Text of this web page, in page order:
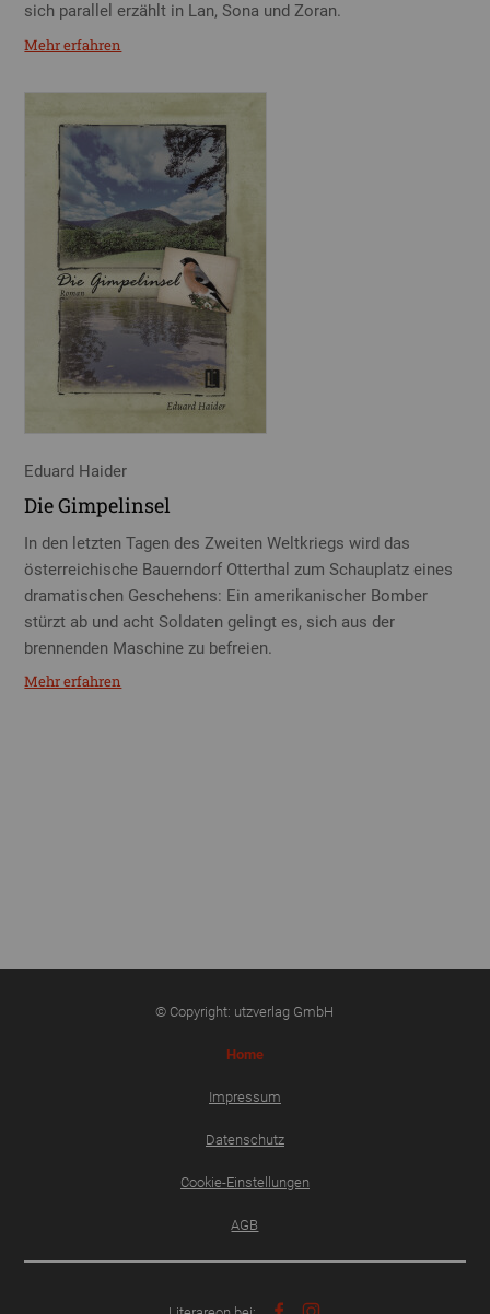
sich parallel erzählt in Lan, Sona und Zoran.
Mehr erfahren
Eduard Haider
Die Gimpelinsel
In den letzten Tagen des Zweiten Weltkriegs wird das
österreichische Bauerndorf Otterthal zum Schauplatz eines
dramatischen Geschehens: Ein amerikanischer Bomber
stürzt ab und acht Soldaten gelingt es, sich aus der
brennenden Maschine zu befreien.
Mehr erfahren
© Copyright: utzverlag GmbH
Home
Impressum
Datenschutz
Cookie-Einstellungen
AGB